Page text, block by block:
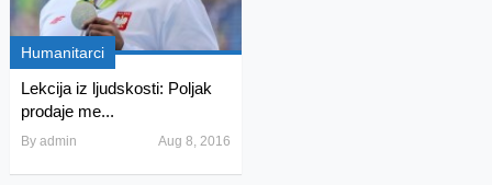
Humanitarci
Lekcija iz ljudskosti: Poljak
prodaje me...
By admin Aug 8, 2016